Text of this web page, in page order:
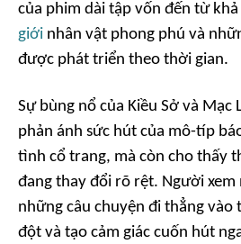
của phim dài tập vốn đến từ
giới nhân vật phong phú và
được phát triển theo thời gian.
Sự bùng nổ của Kiều Sở và Mạc
phản ánh sức hút của mô-típ
tình cổ trang, mà còn cho thấy
đang thay đổi rõ rệt. Người xem
những câu chuyện đi thẳng vào
đột và tạo cảm giác cuốn hút